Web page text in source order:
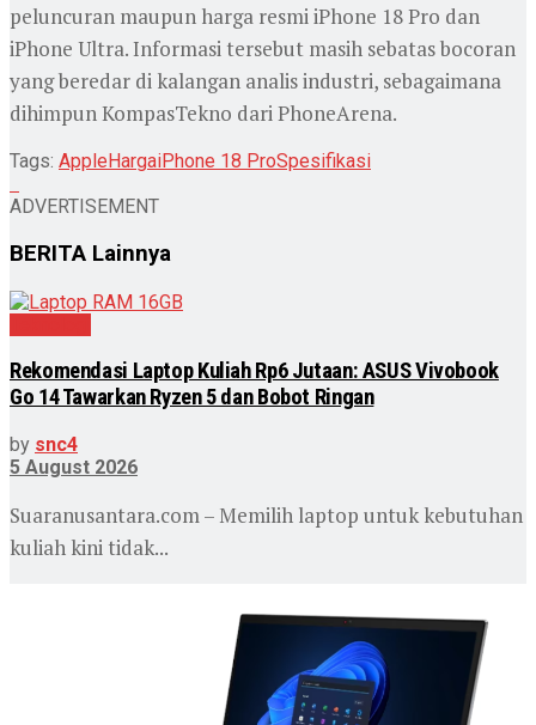
peluncuran maupun harga resmi iPhone 18 Pro dan
iPhone Ultra. Informasi tersebut masih sebatas bocoran
yang beredar di kalangan analis industri, sebagaimana
dihimpun KompasTekno dari PhoneArena.
Tags: AppleHargaiPhone 18 ProSpesifikasi
ADVERTISEMENT
BERITA Lainnya
Rekomendasi Laptop Kuliah Rp6 Jutaan: ASUS Vivobook
Go 14 Tawarkan Ryzen 5 dan Bobot Ringan
by snc4
5 August 2026
Suaranusantara.com – Memilih laptop untuk kebutuhan
kuliah kini tidak...